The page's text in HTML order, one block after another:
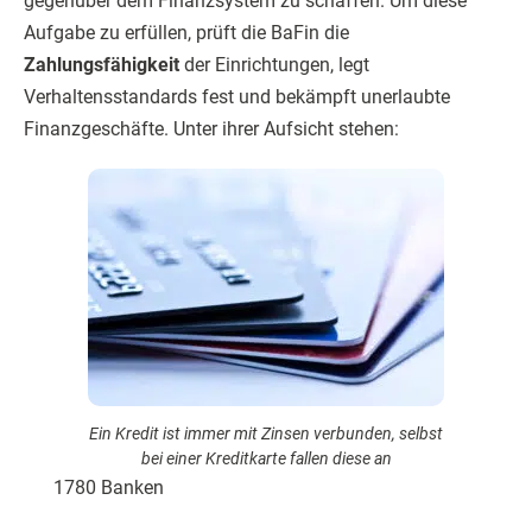
Aufgabe zu erfüllen, prüft die BaFin die
Zahlungsfähigkeit der Einrichtungen, legt
Verhaltensstandards fest und bekämpft unerlaubte
Finanzgeschäfte. Unter ihrer Aufsicht stehen:
Ein Kredit ist immer mit Zinsen verbunden, selbst
bei einer Kreditkarte fallen diese an
1780 Banken